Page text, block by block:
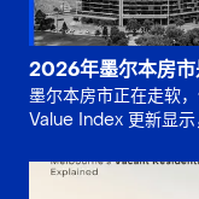
2026年墨尔本房市
墨尔本房市正在走软
Value Index 更新显